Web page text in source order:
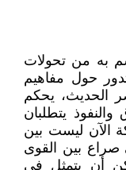
به من تحولات
تدور حول مفاهيم
الحديث، يحكم
يتطلبان
الآن ليست بين
صراع بين القوى
أن يتمثل في